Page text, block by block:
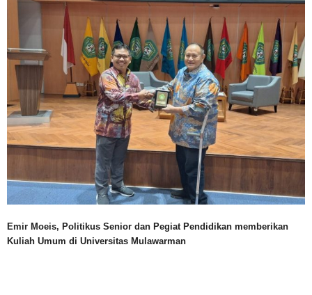
Emir Moeis, Politikus Senior dan Pegiat Pendidikan memberikan
Kuliah Umum di Universitas Mulawarman